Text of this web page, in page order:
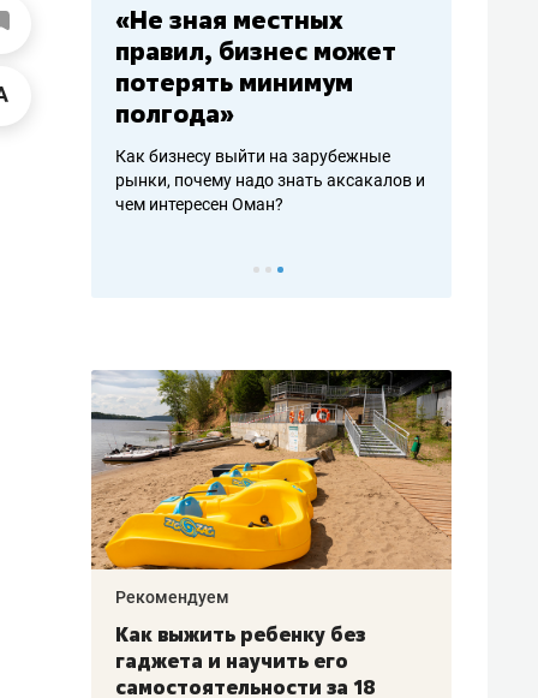
работа «Не зная местных
правил, бизнес может
потерять минимум
полгода»
Как бизнесу выйти на зарубежные
рынки, почему надо знать аксакалов и
чем интересен Оман?
Рекомендуем
Как выжить ребенку без
гаджета и научить его
самостоятельности за 18